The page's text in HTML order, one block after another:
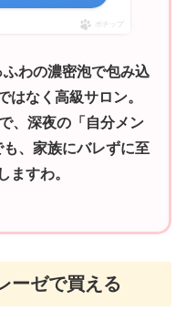
ポチップ
わの濃密泡で包み込
はなく高級サロン。
、深夜の「自分メン
、家族にバレずに至
ますわ。
ーゼで買える